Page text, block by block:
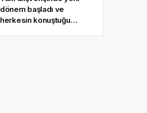
dönem başladı ve
herkesin konuştuğu